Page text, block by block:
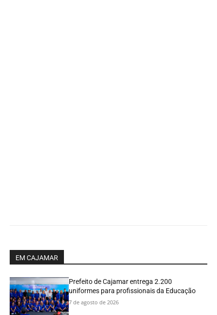
EM CAJAMAR
Prefeito de Cajamar entrega 2.200
uniformes para profissionais da Educação
7 de agosto de 2026